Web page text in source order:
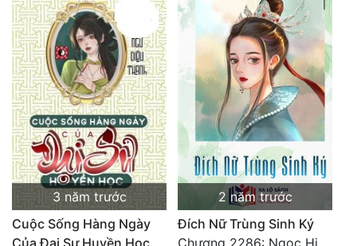
Tu Chân
Tu Tiên
Tội Phạm
Vô Địch
Võ Hiệp
Võng Du
Xuyên Không
Xuyên Nhanh
3 năm trước
Cuộc Sống Hàng Ngày
2 năm trước
Đích Nữ Trùng Sinh Ký